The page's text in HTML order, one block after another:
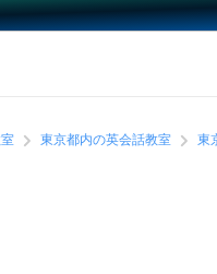
東京都内の英会話教室 東